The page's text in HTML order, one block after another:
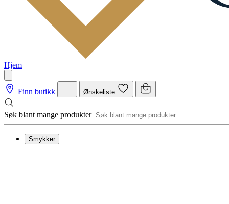
Hjem
Finn butikk Ønskeliste
Søk blant mange produkter
Smykker